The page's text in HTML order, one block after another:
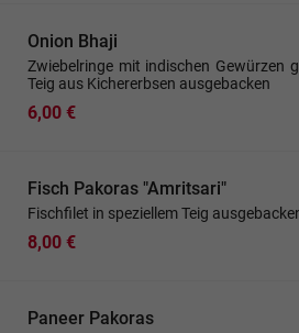
Onion Bhaji
Zwiebelringe mit indischen Gewürzen
Teig aus Kichererbsen ausgebacken
6,00 €
Fisch Pakoras "Amritsari"
Fischfilet in speziellem Teig
8,00 €
Paneer Pakoras